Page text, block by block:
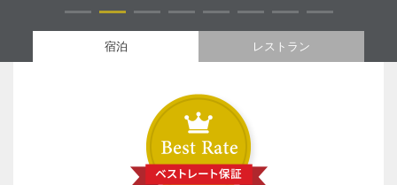
宿泊 レストラン